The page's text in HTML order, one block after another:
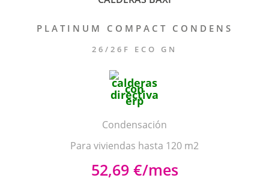
PLATINUM COMPACT CONDENS
26/26F ECO GN
Condensación
Para viviendas hasta 120 m2
52,69 €/mes